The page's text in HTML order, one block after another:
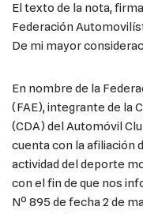
El texto de la nota,
Federación
De mi mayor
En nombre de la
(FAE), integrante de la
(CDA) del Automóvil
cuenta con la afiliación
actividad del deporte
con el fin de que nos
Nº 895 de fecha 2 de